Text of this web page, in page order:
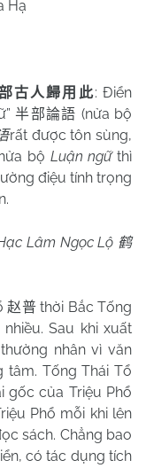
Hạ
古人歸用此: Điển
半部論語 (nửa bộ
rất được tôn sùng,
bộ Luận ngữthì
điệu tính trọng
Lâm Ngọc Lộ 鹤
赵普 thời Bắc Tống
Sau khi xuất
nhân vì văn
Tống Thái Tổ
gốc của Triệu Phổ
Phổ mỗi khi lên
sách. Chẳng bao
có tác dụng tích